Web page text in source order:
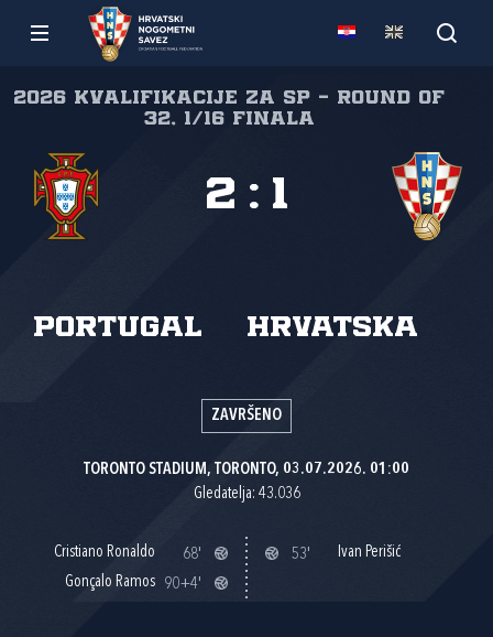
2026 Kvalifikacije za SP - Round of
32, 1/16 finala
Portugal Hrvatska
2 : 1
ZAVRŠENO
TORONTO STADIUM, TORONTO, 03.07.2026. 01:00
Gledatelja: 43.036
Cristiano Ronaldo
68'
Gonçalo Ramos
90+4'
53' Ivan Perišić